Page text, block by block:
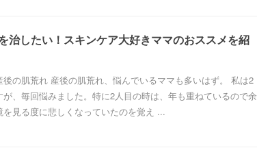
治したい！スキンケア大好きママのおススメを紹
後の肌荒れ 産後の肌荒れ、悩んでいるママも多いはず。 私は2
が、毎回悩みました。特に2人目の時は、年も重ねているので余
見る度に悲しくなっていたのを覚え ...